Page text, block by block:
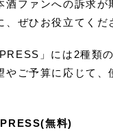
酒ファンへの訴求が
ぜひお役立てくだ
」には2種類
やご予算に応じて、
無料)